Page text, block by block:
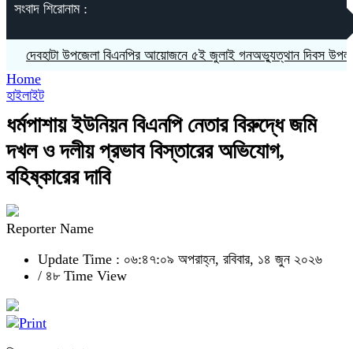
সংবাদ শিরোনাম :
উপজেলা বিএনপির আয়োজনে ৫ই জুলাই গনঅভ্যুত্থান দিবস উপলক্ষে
Home
হাইলাইট
ধর্মপাশায় ইউনিয়ন বিএনপি নেতার বিরুদ্ধে জমি
দখল ও দলীয় প্রভাব বিস্তারের অভিযোগ,
বহিষ্কারের দাবি
Reporter Name
Update Time : ০৬:৪৭:০৯ অপরাহ্ন, রবিবার, ১৪ জুন ২০২৬
/ ৪৮ Time View